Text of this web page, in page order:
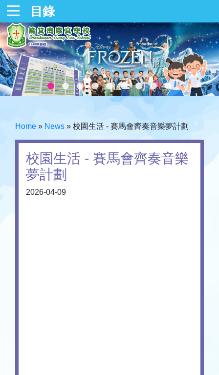
目錄
Home » News » 校園生活 - 賽馬會齊奏音樂夢計劃
校園生活 - 賽馬會齊奏音樂
夢計劃
2026-04-09